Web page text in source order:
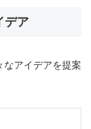
デア
なアイデアを提案